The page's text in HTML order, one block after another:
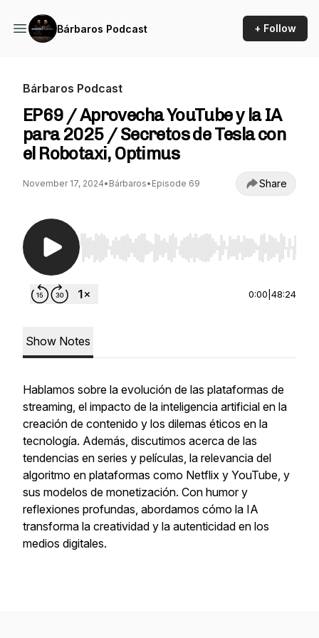
Bárbaros Podcast + Follow
Bárbaros Podcast
EP69 / Aprovecha YouTube y la IA
para 2025 / Secretos de Tesla con
el Robotaxi, Optimus
November 17, 2024• Bárbaros• Episode 69 Share
Use Left/Right to seek, Home/End to jump to
0:00 48:24
Show Notes
Hablamos sobre la evolución de las plataformas de
streaming, el impacto de la inteligencia artificial en la
creación de contenido y los dilemas éticos en la
tecnología. Además, discutimos acerca de las
tendencias en series y películas, la relevancia del
algoritmo en plataformas como Netflix y YouTube, y
sus modelos de monetización. Con humor y
reflexiones profundas, abordamos cómo la IA
transforma la creatividad y la autenticidad en los
medios digitales.